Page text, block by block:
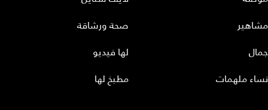
مشاهير
جمال
نساء ملهمات
صحة ورشاقة
لها فيديو
مطبخ لها